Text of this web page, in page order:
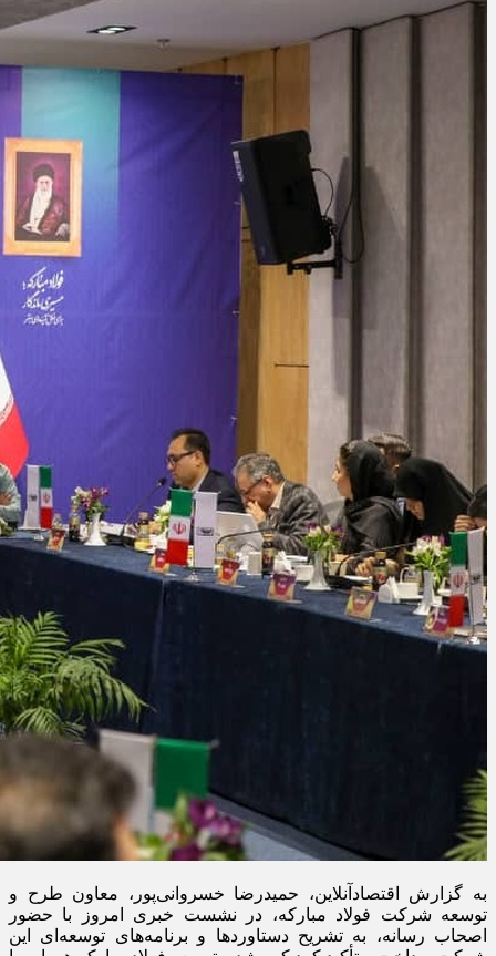
به گزارش اقتصادآنلاین، حمیدرضا خسروانی‌پور، معاون طرح و
توسعه شرکت فولاد مبارکه، در نشست خبری امروز با حضور
اصحاب رسانه، به تشریح دستاوردها و برنامه‌های توسعه‌ای این